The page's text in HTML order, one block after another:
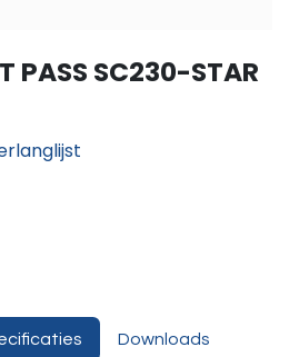
PASS SC230-STAR
Downloads